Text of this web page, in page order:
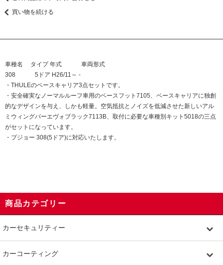
買い物を続ける
車種名 タイプ 年式 車両形式
308 5ドア H26/11～ -
・THULEのベースキャリア3点セットです。
・安全確実なノーマルルーフ車用のベースフット7105、ベースキャリアに独創
的なデザインを与え、しかも軽量。空気抵抗とノイズを低減させた新しいアル
ミウィングバーエヴォブラック7113B、取付に必要な車種別キット5018の三点
がセットになっています。
・プジョー 308(5ドア)に対応いたします。
商品カテゴリー
カーセキュリティー
カーコーティング